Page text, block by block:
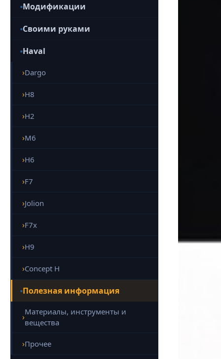
Модификации
Своими руками
Haval
Dargo
H8
H2
M6
H6
F7
Jolion
F7x
H9
Concept H
Полезная информация
Материалы, инструменты и
вещества
Прочее